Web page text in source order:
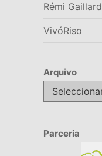
Rémi Gaillard
VivóRiso
Arquivo
Arquivo
Parceria